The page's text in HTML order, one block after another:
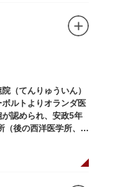
（てんりゅういん）
ルトよりオランダ医
認められ、安政5年
（後の西洋医学所、現
）72歳で没しまし